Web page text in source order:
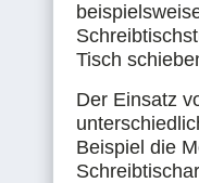
Tisch
Der Einsatz
Beispiel die